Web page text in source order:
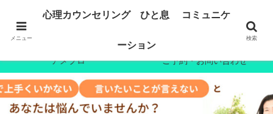
ホーム プロフィール
心理カウンセリング
アメブロ ご予約・お問い合わせ
メニュー
心理カウンセリング ひと息 コミュニケ
ーション
検索